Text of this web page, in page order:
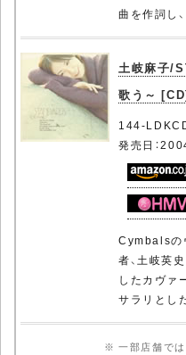
曲を作詞し
土岐麻子/
歌う～
144-
発売日：
Cymbalsの
者、土岐英
したカヴァ
サラリと
※ 一部店舗では